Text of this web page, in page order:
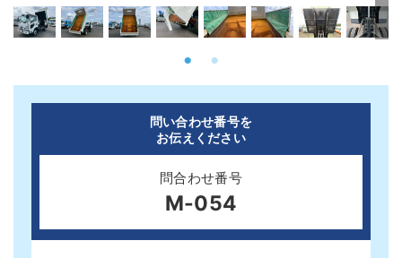
問い合わせ番号を
お伝えください
問合わせ番号
M-054